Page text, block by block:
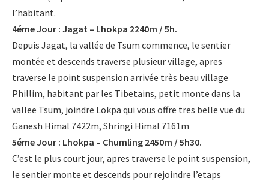
l’habitant.
4éme Jour : Jagat – Lhokpa 2240m / 5h.
Depuis Jagat, la vallée de Tsum commence, le sentier
montée et descends traverse plusieur village, apres
traverse le point suspension arrivée très beau village
Phillim, habitant par les Tibetains, petit monte dans la
vallee Tsum, joindre Lokpa qui vous offre tres belle vue du
Ganesh Himal 7422m, Shringi Himal 7161m
5éme Jour : Lhokpa – Chumling 2450m / 5h30.
C’est le plus court jour, apres traverse le point suspension,
le sentier monte et descends pour rejoindre l’etaps